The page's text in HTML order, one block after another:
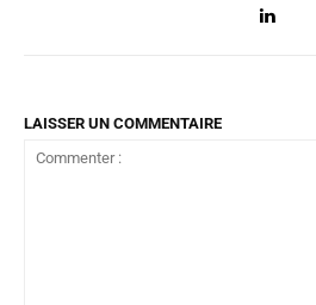
LAISSER UN COMMENTAIRE